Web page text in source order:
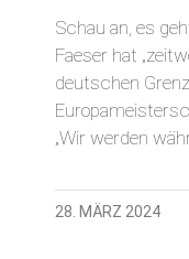
Schau an, es
Faeser hat
deutschen
„Wir werden
28. MÄRZ 2024